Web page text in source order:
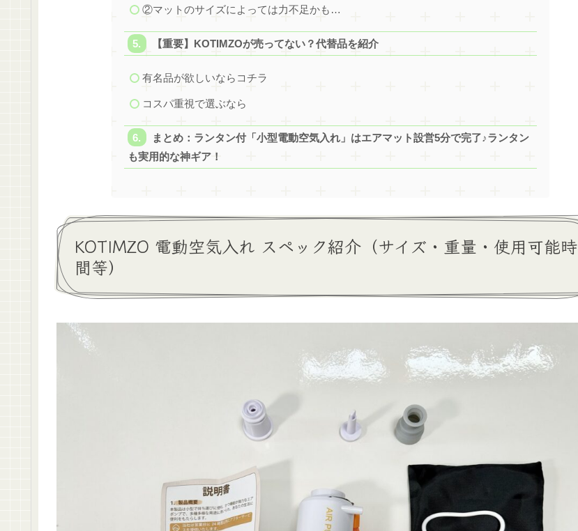
②マットのサイズによっては力不足かも…
【重要】KOTIMZOが売ってない？代替品を紹介
有名品が欲しいならコチラ
コスパ重視で選ぶなら
まとめ：ランタン付「小型電動空気入れ」はエアマット設営5分で完了♪ランタン
も実用的な神ギア！
KOTIMZO 電動空気入れ スペック紹介（サイズ・重量・使用可能時
間等）